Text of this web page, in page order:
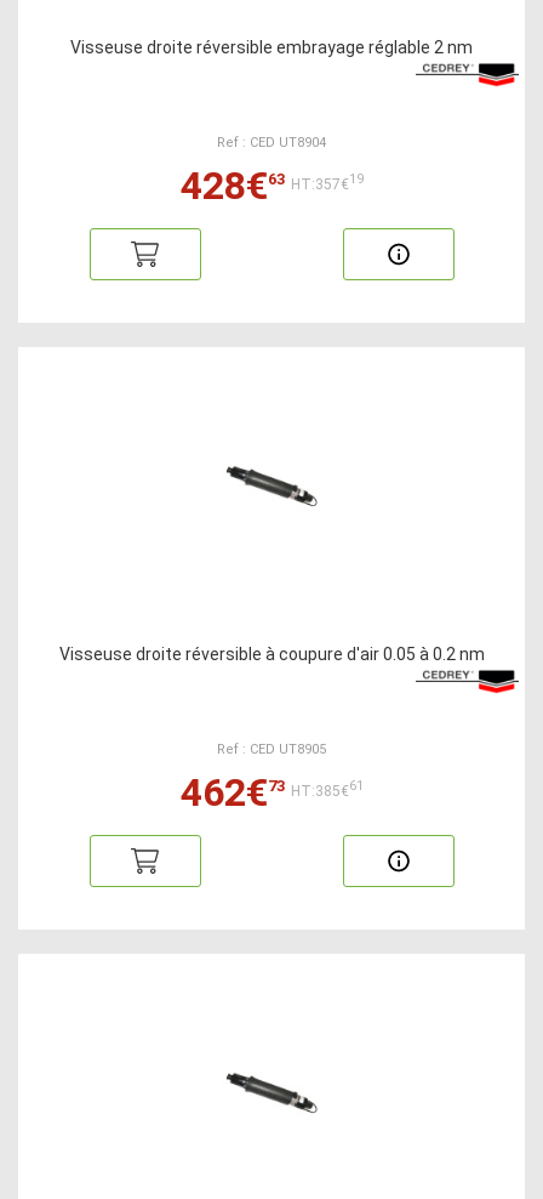
Visseuse droite réversible embrayage réglable 2 nm
Ref : CED UT8904
428€63 HT:357€19
Visseuse droite réversible à coupure d'air 0.05 à 0.2 nm
Ref : CED UT8905
462€73 HT:385€61